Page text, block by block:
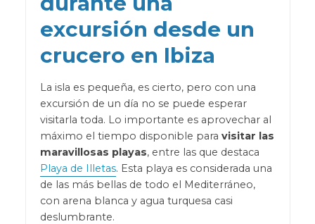
excursión desde un
crucero en Ibiza
La isla es pequeña, es cierto, pero con una
excursión de un día no se puede esperar
visitarla toda. Lo importante es aprovechar al
máximo el tiempo disponible para visitar las
maravillosas playas, entre las que destaca
Playa de Illetas. Esta playa es considerada una
de las más bellas de todo el Mediterráneo,
con arena blanca y agua turquesa casi
deslumbrante.